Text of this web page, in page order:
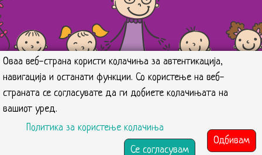
© 2026 Весели Цветови. Дизајнирано одКјуб Системи.
Оваа веб-страна користи колачиња за автентикација,
навигација и останати функции. Со користење на веб-
страната се согласувате да ги добиете колачињата на
вашиот уред.
Политика за користење колачиња
Одбивам
Се согласувам